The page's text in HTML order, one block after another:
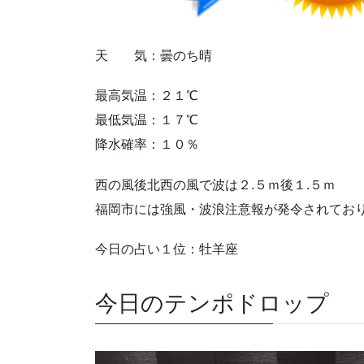
天 気：曇のち晴
最高気温：２１℃
最低気温：１７℃
降水確率：１０％
西の風後北西の風で波は２.５ｍ後１.５ｍ
福岡市には強風・波浪注意報が発令されてお
今日の占い１位：牡羊座
今日のテンポドロップ